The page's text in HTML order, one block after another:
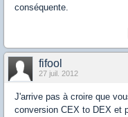
conséquente.
fifool
27 juil. 2012
J'arrive pas à croire que
conversion CEX to DEX et